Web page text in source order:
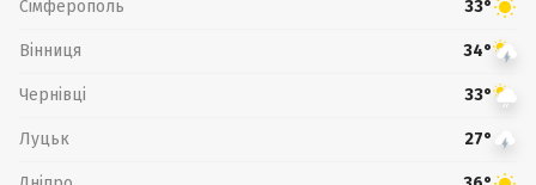
Сімферополь 33°
Вінниця 34°
Чернівці 33°
Луцьк 27°